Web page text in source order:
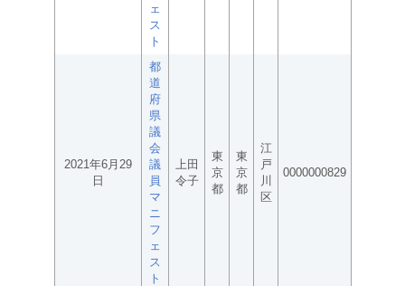
ェ
ス
ト
2021年6月29
日
都
道
府
県
議
会
議
員
マ
ニ
フ
ェ
ス
ト
上田
令子
東
京
都
東
京
都
江
戸
川
区
0000000829